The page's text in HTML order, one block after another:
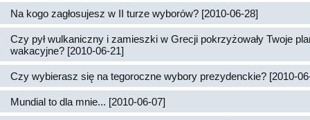
Na kogo zagłosujesz w II turze wyborów? [2010-06-28]
Czy pył wulkaniczny i zamieszki w Grecji pokrzyżowały Twoje
wakacyjne? [2010-06-21]
Czy wybierasz się na tegoroczne wybory prezydenckie? [2010-
Mundial to dla mnie... [2010-06-07]